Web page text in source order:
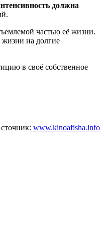
должна
частью её жизни.
жизни на долгие
в своё собственное
www.kinoafisha.info